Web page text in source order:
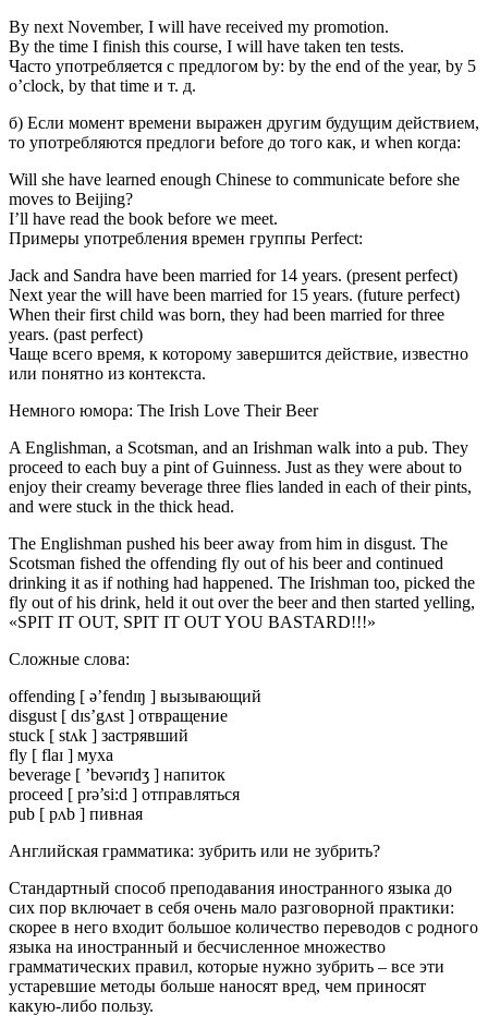
By next November, I will have received my promotion.
By the time I finish this course, I will have taken ten tests.
Часто употребляется с предлогом by: by the end of the year, by 5
o’clock, by that time и т. д.
б) Если момент времени выражен другим будущим действием,
то употребляются предлоги before до того как, и when когда:
Will she have learned enough Chinese to communicate before she
moves to Beijing?
I’ll have read the book before we meet.
Примеры употребления времен группы Perfect:
Jack and Sandra have been married for 14 years. (present perfect)
Next year the will have been married for 15 years. (future perfect)
When their first child was born, they had been married for three
years. (past perfect)
Чаще всего время, к которому завершится действие, известно
или понятно из контекста.
Немного юмора: The Irish Love Their Beer
A Englishman, a Scotsman, and an Irishman walk into a pub. They
proceed to each buy a pint of Guinness. Just as they were about to
enjoy their creamy beverage three flies landed in each of their pints,
and were stuck in the thick head.
The Englishman pushed his beer away from him in disgust. The
Scotsman fished the offending fly out of his beer and continued
drinking it as if nothing had happened. The Irishman too, picked the
fly out of his drink, held it out over the beer and then started yelling,
«SPIT IT OUT, SPIT IT OUT YOU BASTARD!!!»
Сложные слова:
offending [ ə’fendɪŋ ] вызывающий
disgust [ dɪs’gʌst ] отвращение
stuck [ stʌk ] застрявший
fly [ flaɪ ] муха
beverage [ ’bevərɪdʒ ] напиток
proceed [ prə’si:d ] отправляться
pub [ pʌb ] пивная
Английская грамматика: зубрить или не зубрить?
Стандартный способ преподавания иностранного языка до
сих пор включает в себя очень мало разговорной практики:
скорее в него входит большое количество переводов с родного
языка на иностранный и бесчисленное множество
грамматических правил, которые нужно зубрить – все эти
устаревшие методы больше наносят вред, чем приносят
какую-либо пользу.